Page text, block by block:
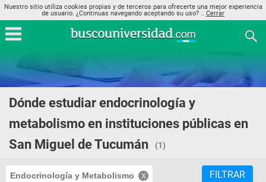
Nuestro sitio utiliza cookies propias y de terceros para ofrecerte una mejor experiencia
de usuario. ¿Continuas navegando aceptando su uso? .. Cerrar
Dónde estudiar endocrinología y
metabolismo en instituciones públicas en
San Miguel de Tucumán
(1)
Endocrinología y Metabolismo FILTRAR